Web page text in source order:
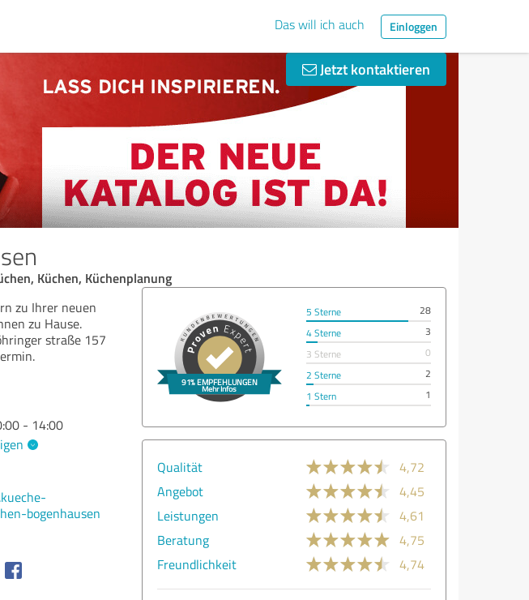
Das will ich auch Einloggen
Jetzt kontaktieren
Küchen, Küchenplanung
zu Ihrer neuen
zu Hause.
straße 157
- 14:00
bogenhausen
5 Sterne
28
4 Sterne
3
3 Sterne
0
2 Sterne
2
1 Stern
1
Qualität
4,72
Angebot
4,45
Leistungen
4,61
Beratung
4,75
Freundlichkeit
4,74